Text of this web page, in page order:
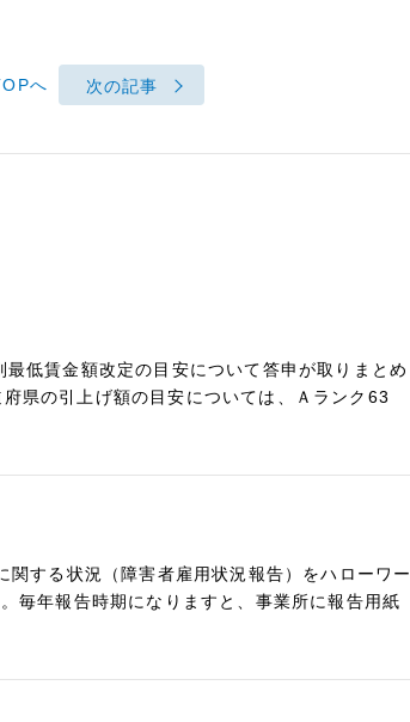
へ 次の記事
低賃金額改定の目安について答申が取りまとめ
県の引上げ額の目安については、Ａランク63
する状況（障害者雇用状況報告）をハローワー
毎年報告時期になりますと、事業所に報告用紙